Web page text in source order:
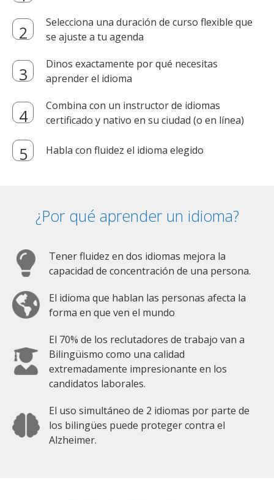
Selecciona una duración de curso flexible que
se ajuste a tu agenda
Dinos exactamente por qué necesitas
aprender el idioma
Combina con un instructor de idiomas
certificado y nativo en su ciudad (o en línea)
Habla con fluidez el idioma elegido
¿Por qué aprender un idioma?
Tener fluidez en dos idiomas mejora la
capacidad de concentración de una persona.
El idioma que hablan las personas afecta la
forma en que ven el mundo
El 70% de los reclutadores de trabajo van a
Bilingüismo como una calidad
extremadamente impresionante en los
candidatos laborales.
El uso simultáneo de 2 idiomas por parte de
los bilingües puede proteger contra el
Alzheimer.